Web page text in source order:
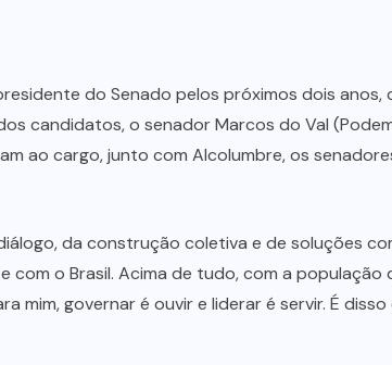
do Senado pelos próximos dois anos,
candidatos, o senador Marcos do Val
ao cargo, junto com Alcolumbre, os
da construção coletiva e de soluções
o Brasil. Acima de tudo, com a população
mim, governar é ouvir e liderar é servir. É